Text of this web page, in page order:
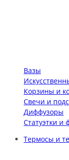
Вазы
Корзины и
Свечи и
Диффузоры
Статуэтки и
Термосы и